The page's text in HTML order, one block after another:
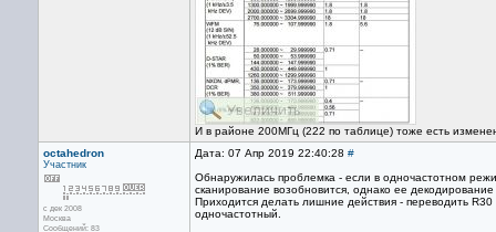
И в районе 200МГц (222 по таблице) тоже есть
octahedron
Участник
с дек 2008
Москва
Сообщений: 83
Дата: 07 Апр 2019 22:40:28 #
Обнаружилась проблемка - если в одночастотном
сканирование возобновится, однако ее
Приходится делать лишние действия - переводить
одночастотный.